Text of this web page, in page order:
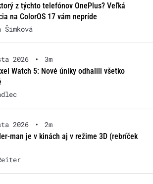
z týchto telefónov OnePlus? Veľká
na ColorOS 17 vám nepríde
2026 •
3m
Watch 5: Nové úniky odhalili všetko
2026 •
2m
man je v kinách aj v režime 3D (rebríček